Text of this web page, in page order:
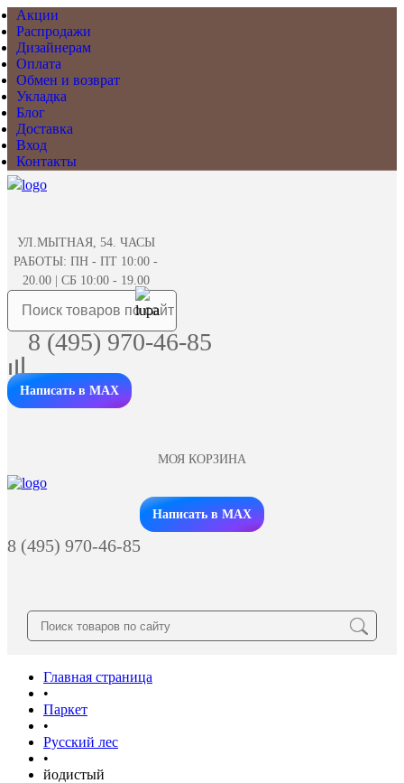
Акции
Распродажи
Дизайнерам
Оплата
Обмен и возврат
Укладка
Блог
Доставка
Вход
Контакты
УЛ.МЫТНАЯ, 54. ЧАСЫ
РАБОТЫ: ПН - ПТ 10:00 -
20.00 | СБ 10:00 - 19.00
8 (495) 970-46-85
Написать в MAX
МОЯ КОРЗИНА
Заказать звонок
Написать в MAX
8 (495) 970-46-85
Главная страница
•
Паркет
•
Русский лес
•
йодистый